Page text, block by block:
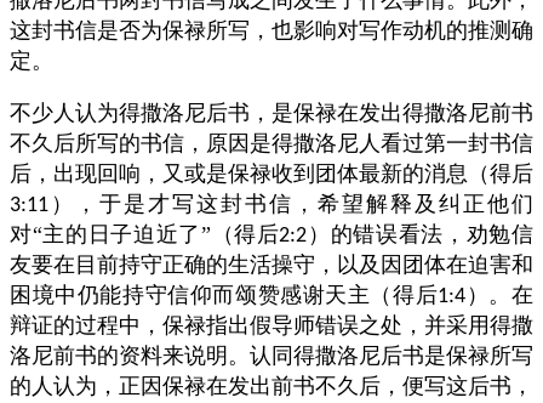
这封书信是否为保禄所写，也影响对写作动机的推测确
定。
不少人认为得撒洛尼后书，是保禄在发出得撒洛尼前书
不久后所写的书信，原因是得撒洛尼人看过第一封书信
后，出现回响，又或是保禄收到团体最新的消息（得后
3:11 ），于是才写这封书信，希望解释及纠正他们
对“主的日子迫近了”（得后2:2 ）的错误看法，劝勉信
友要在目前持守正确的生活操守，以及因团体在迫害和
困境中仍能持守信仰而颂赞感谢天主（得后1:4 ）。在
辩证的过程中，保禄指出假导师错误之处，并采用得撒
洛尼前书的资料来说明。认同得撒洛尼后书是保禄所写
的人认为，正因保禄在发出前书不久后，便写这后书，